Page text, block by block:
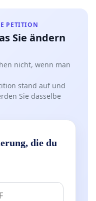
PETITION
Sie ändern
nicht, wenn man
stand auf und
Sie dasselbe
die du